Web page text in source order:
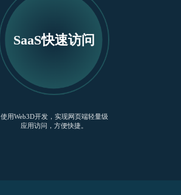
SaaS快速访问
使用Web3D开发，实现网页端轻量级
应用访问，方便快捷。